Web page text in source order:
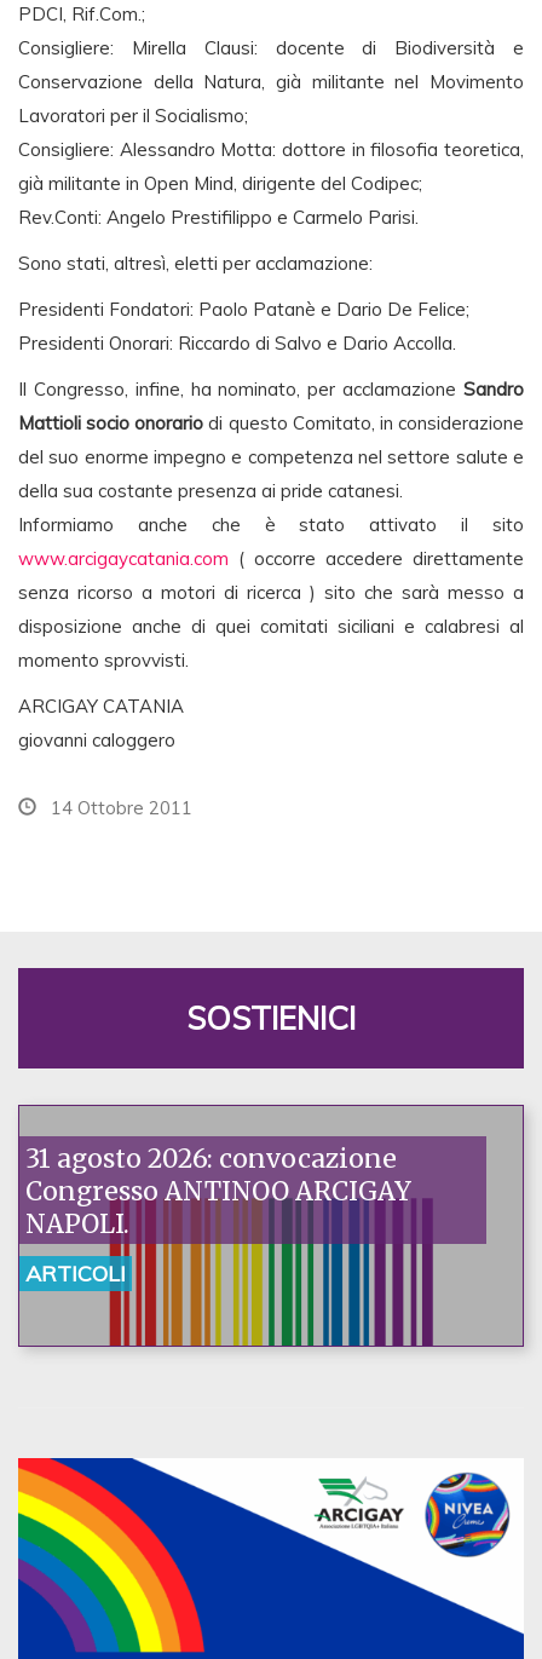
PDCI, Rif.Com.;
Consigliere: Mirella Clausi: docente di Biodiversità e
Conservazione della Natura, già militante nel Movimento
Lavoratori per il Socialismo;
Consigliere: Alessandro Motta: dottore in filosofia teoretica,
già militante in Open Mind, dirigente del Codipec;
Rev.Conti: Angelo Prestifilippo e Carmelo Parisi.
Sono stati, altresì, eletti per acclamazione:
Presidenti Fondatori: Paolo Patanè e Dario De Felice;
Presidenti Onorari: Riccardo di Salvo e Dario Accolla.
Il Congresso, infine, ha nominato, per acclamazione Sandro
Mattioli socio onorario di questo Comitato, in considerazione
del suo enorme impegno e competenza nel settore salute e
della sua costante presenza ai pride catanesi.
Informiamo anche che è stato attivato il sito
www.arcigaycatania.com ( occorre accedere direttamente
senza ricorso a motori di ricerca ) sito che sarà messo a
disposizione anche di quei comitati siciliani e calabresi al
momento sprovvisti.
ARCIGAY CATANIA
giovanni caloggero
14 Ottobre 2011
SOSTIENICI
31 agosto 2026: convocazione
Congresso ANTINOO ARCIGAY
NAPOLI.
ARTICOLI